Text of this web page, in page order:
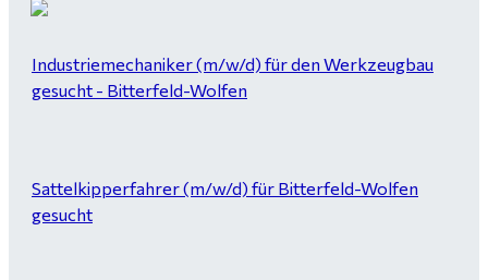
Industriemechaniker (m/w/d) für den Werkzeugbau
gesucht - Bitterfeld-Wolfen
Sattelkipperfahrer (m/w/d) für Bitterfeld-Wolfen
gesucht